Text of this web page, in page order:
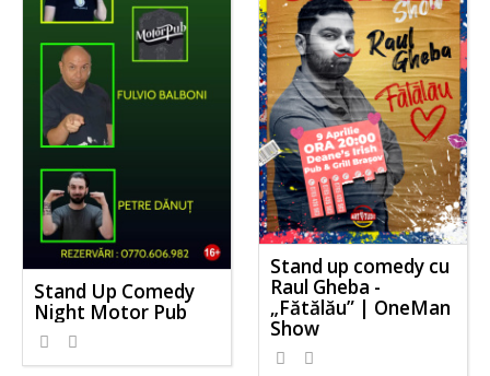
Stand Up Comedy
Night Motor Pub
Stand up comedy cu
Raul Gheba -
„Fătălău” | OneMan
Show